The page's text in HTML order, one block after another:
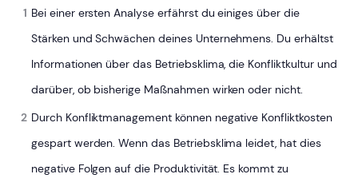
Bei einer ersten Analyse erfährst du einiges über die
Stärken und Schwächen deines Unternehmens. Du erhältst
Informationen über das Betriebsklima, die Konfliktkultur und
darüber, ob bisherige Maßnahmen wirken oder nicht.
Durch Konfliktmanagement können negative Konfliktkosten
gespart werden. Wenn das Betriebsklima leidet, hat dies
negative Folgen auf die Produktivität. Es kommt zu